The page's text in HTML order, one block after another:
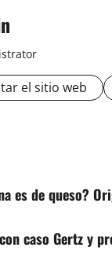
el sitio web
es de queso?
caso Gertz y